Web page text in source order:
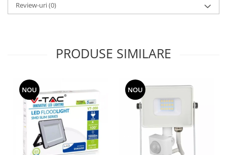
Review-uri(0)
PRODUSE SIMILARE
NOU NOU